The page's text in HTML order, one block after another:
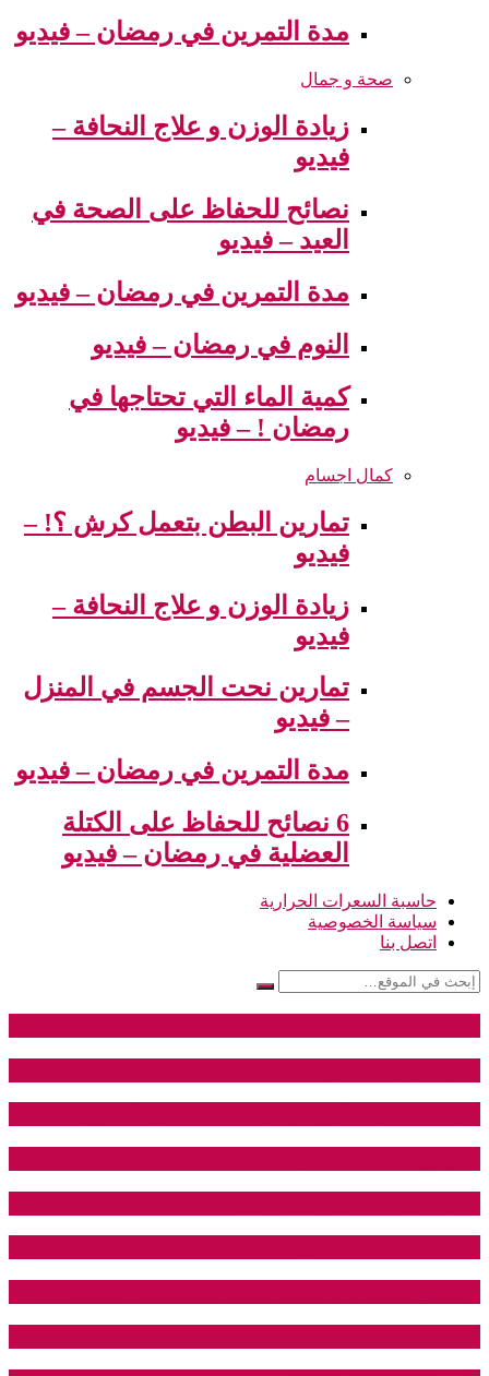
مدة التمرين في رمضان – فيديو
صحة و جمال
زيادة الوزن و علاج النحافة –
فيديو
نصائح للحفاظ على الصحة في
العيد – فيديو
مدة التمرين في رمضان – فيديو
النوم في رمضان – فيديو
كمية الماء التي تحتاجها في
رمضان ! – فيديو
كمال اجسام
تمارين البطن بتعمل كرش ؟! –
فيديو
زيادة الوزن و علاج النحافة –
فيديو
تمارين نحت الجسم في المنزل
– فيديو
مدة التمرين في رمضان – فيديو
6 نصائح للحفاظ على الكتلة
العضلية في رمضان – فيديو
حاسبة السعرات الحرارية
سياسة الخصوصية
اتصل بنا